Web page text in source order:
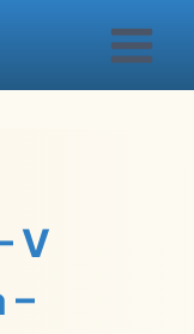
V
–